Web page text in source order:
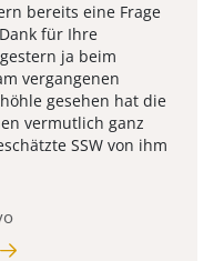
bereits eine Frage
für Ihre
ja beim
vergangenen
gesehen hat die
vermutlich ganz
SSW von ihm